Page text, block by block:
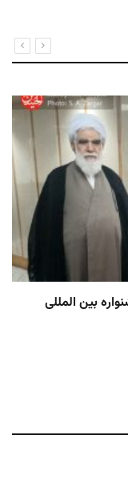
بین المللی